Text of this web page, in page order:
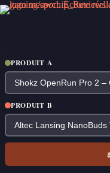
Passer
au
PRODUIT A
PRODUIT B